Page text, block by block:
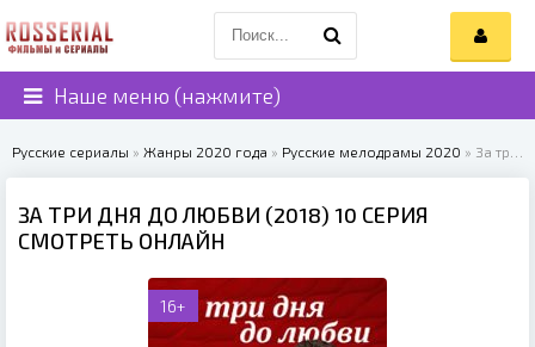
Наше меню (нажмите)
Русские сериалы » Жанры 2020 года » Русские мелодрамы 2020 » За три дня до любви (2018)
ЗА ТРИ ДНЯ ДО ЛЮБВИ (2018) 10 СЕРИЯ
СМОТРЕТЬ ОНЛАЙН
16+